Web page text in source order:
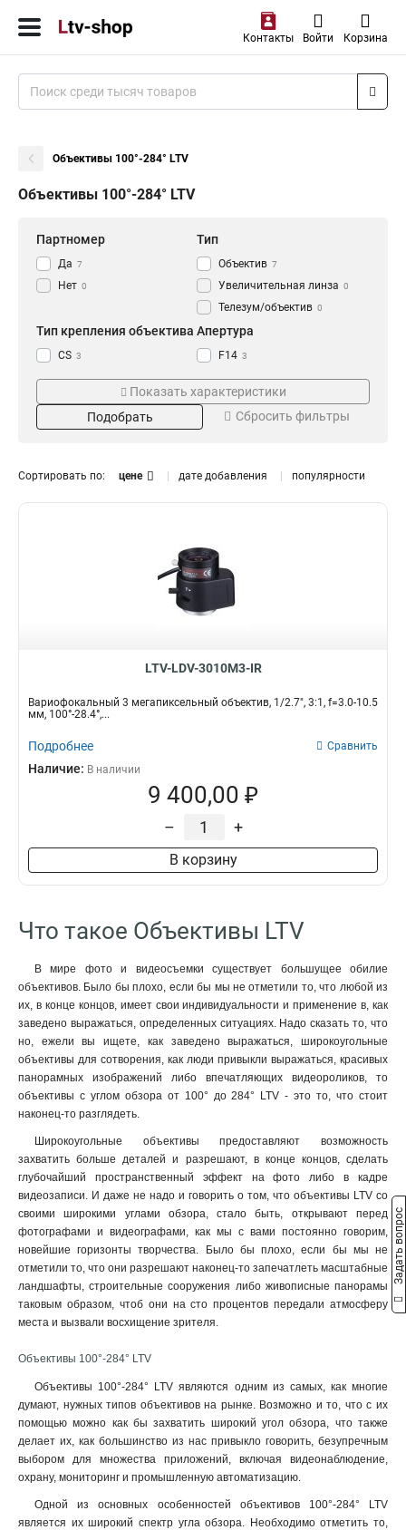
Контакты Войти Корзина
Объективы 100°-284° LTV
Объективы 100°-284° LTV
Партномер
Да 7
Нет 0
Тип
Объектив 7
Увеличительная линза 0
Телезум/объектив 0
Тип крепления объектива
CS 3
Апертура
F14 3
Фокусное расстояние
f=7-22mm 1
f=3,0-10,5mm 1
Размер
33x42,12x46,42 мм 1
33x40.3x46.5 мм
Тип объектива
2,8-12мм
5-60мм
Управление диафрагмой
1/2,7
100°-284°
91°-30°
Показать характеристики
Подобрать
Сбросить фильтры
Сортировать по: цене дате добавления популярности
LTV-LDV-3010M3-IR
Вариофокальный 3 мегапиксельный объектив, 1/2.7", 3:1, f=3.0-10.5
мм, 100°-28.4°,...
Подробнее Сравнить
Наличие: В наличии
9 400,00 ₽
– +
В корзину
Что такое Объективы LTV
В мире фото и видеосъемки существует большущее обилие
объективов. Было бы плохо, если бы мы не отметили то, что любой из
их, в конце концов, имеет свои индивидуальности и применение в, как
заведено выражаться, определенных ситуациях. Надо сказать то, что
но, ежели вы ищете, как заведено выражаться, широкоугольные
объективы для сотворения, как люди привыкли выражаться, красивых
панорамных изображений либо впечатляющих видеороликов, то
объективы с углом обзора от 100° до 284° LTV - это то, что стоит
наконец-то разглядеть.
Широкоугольные объективы предоставляют возможность
захватить больше деталей и разрешают, в конце концов, сделать
глубочайший пространственный эффект на фото либо в кадре
видеозаписи. И даже не надо и говорить о том, что объективы LTV со
своими широкими углами обзора, стало быть, открывают перед
фотографами и видеографами, как мы с вами постоянно говорим,
новейшие горизонты творчества. Было бы плохо, если бы мы не
отметили то, что они разрешают наконец-то запечатлеть масштабные
ландшафты, строительные сооружения либо живописные панорамы
таковым образом, чтоб они на сто процентов передали атмосферу
места и вызвали восхищение зрителя.
Объективы 100°-284° LTV
Объективы 100°-284° LTV являются одним из самых, как многие
думают, нужных типов объективов на рынке. Возможно и то, что с их
помощью можно как бы захватить широкий угол обзора, что также
делает их, как большинство из нас привыкло говорить, безупречным
выбором для множества приложений, включая видеонаблюдение,
охрану, мониторинг и промышленную автоматизацию.
Одной из основных особенностей объективов 100°-284° LTV
является их широкий спектр угла обзора. Необходимо отметить то,
Задать вопрос